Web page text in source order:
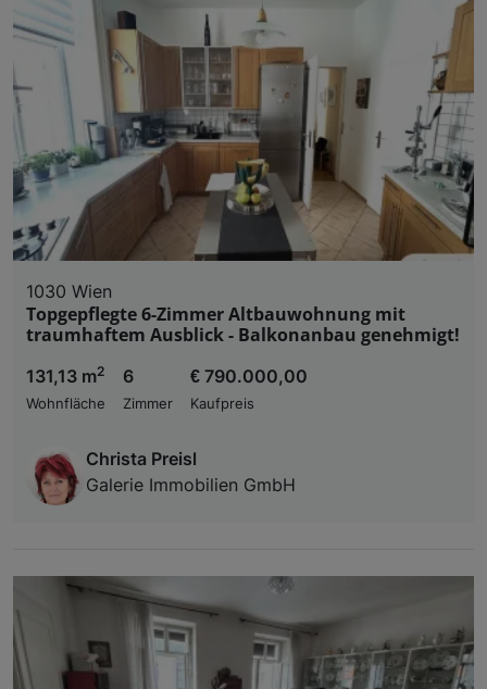
1030 Wien
Topgepflegte 6-Zimmer Altbauwohnung mit
traumhaftem Ausblick - Balkonanbau genehmigt!
131,13 m2
Wohnfläche
6
Zimmer
€ 790.000,00
Kaufpreis
Christa Preisl
Galerie Immobilien GmbH